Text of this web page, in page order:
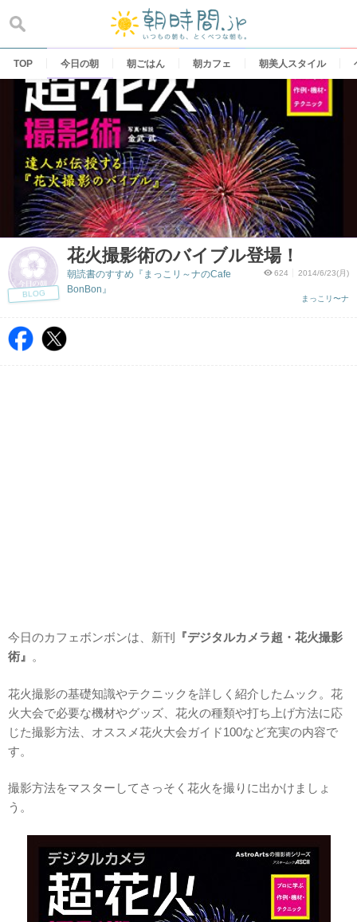
content
TOP 今日の朝 朝ごはん 朝カフェ 朝美人スタイル
BLOG
花火撮影術のバイブル登場！
624 2014/6/23(月)
まっこリ〜ナ
朝読書のすすめ『まっこリ～ナのCafe
BonBon』
今日のカフェボンボンは、新刊
『デジタルカメラ超・花火撮影
術』 。
花火撮影の基礎知識やテクニックを詳しく紹介したムック。花
火大会で必要な機材やグッズ、花火の種類や打ち上げ方法に応
じた撮影方法、オススメ花火大会ガイド100など充実の内容で
す。
撮影方法をマスターしてさっそく花火を撮りに出かけましょ
う。